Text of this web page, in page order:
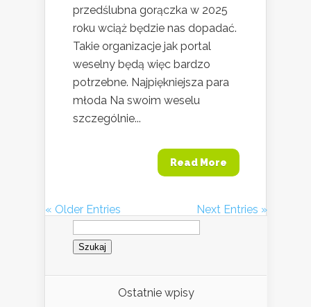
przedślubna gorączka w 2025
roku wciąż będzie nas dopadać.
Takie organizacje jak portal
weselny będą więc bardzo
potrzebne. Najpiękniejsza para
młoda Na swoim weselu
szczególnie...
Read More
« Older Entries
Next Entries »
Szukaj:
Ostatnie wpisy